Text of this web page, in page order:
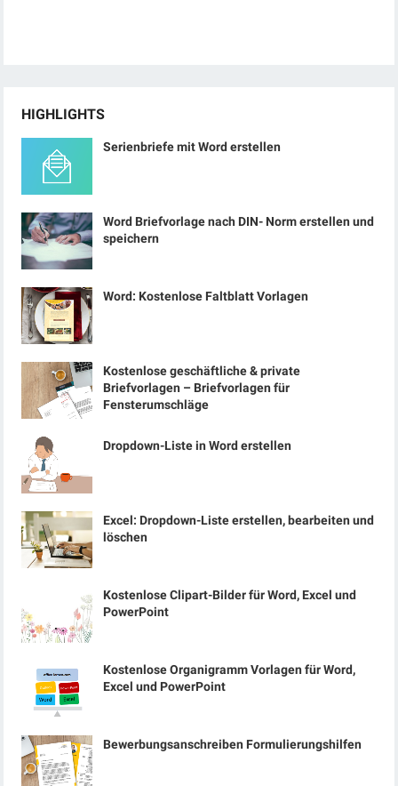
HIGHLIGHTS
Serienbriefe mit Word erstellen
Word Briefvorlage nach DIN- Norm erstellen und
speichern
Word: Kostenlose Faltblatt Vorlagen
Kostenlose geschäftliche & private
Briefvorlagen – Briefvorlagen für
Fensterumschläge
Dropdown-Liste in Word erstellen
Excel: Dropdown-Liste erstellen, bearbeiten und
löschen
Kostenlose Clipart-Bilder für Word, Excel und
PowerPoint
Kostenlose Organigramm Vorlagen für Word,
Excel und PowerPoint
Bewerbungsanschreiben Formulierungshilfen